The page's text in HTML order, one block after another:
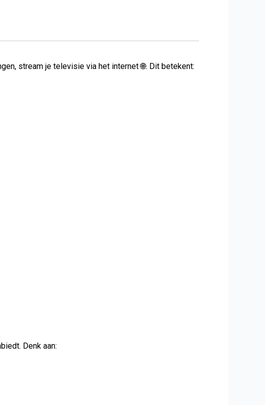
stream je televisie via het internet 🌐. Dit betekent:
Denk aan: